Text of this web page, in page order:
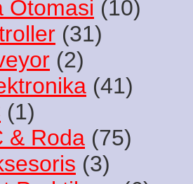
Otomasi (10)
(31)
(2)
(41)
(1)
& Roda (75)
(3)